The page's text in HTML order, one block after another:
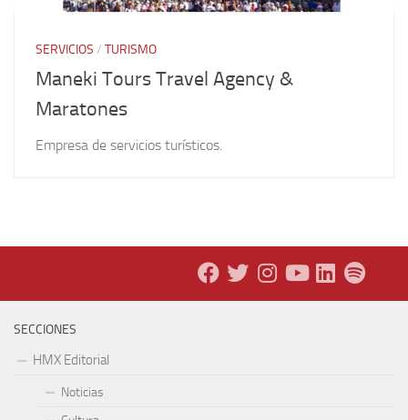
SERVICIOS / TURISMO
Maneki Tours Travel Agency &
Maratones
Empresa de servicios turísticos.
SECCIONES
HMX Editorial
Noticias